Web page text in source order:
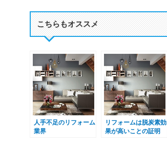
こちらもオススメ
人手不足のリフォーム
業界
リフォームは脱炭素効
果が高いことの証明